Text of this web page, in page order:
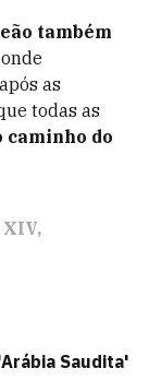
também
as
todas as
caminho do
XIV
Saudita'